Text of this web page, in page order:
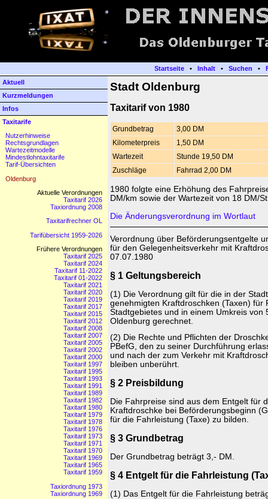
Startseite• Inhalt• Suchen •
Aktuell
Kurzmeldungen
Infos
Taxitarife
Nutzerhinweise
Rechtsgrundlagen
Wartezeitmodelle
Mindestlohntaxitarife
Tarif-Übersichten
Oldenburg
Aktuelle Verordnungen
Taxitarif 2026
Taxiordnung 2008
Taxitarifrechner OL
Tarifübersicht 1959-2026
Frühere Verordnungen
Taxitarif 2025
Taxitarif 2024
Taxitarif 11-2022
Taxitarif 01-2022
Taxitarif 2021
Taxitarif 2020
Taxitarif 2019
Taxitarif 2017
Taxitarif 2015
Taxitarif 2012
Taxitarif 2008
Taxitarif 2007
Taxitarif 2005
Taxitarif 2002
Taxitarif 2000
Taxitarif 1997
Taxitarif 1995
Taxitarif 1993
Taxitarif 1991
Taxitarif 1989
Taxitarif 1982
Taxitarif 1980
Taxitarif 1979
Taxitarif 1978
Taxitarif 1976
Taxitarif 1973
Taxitarif 1971
Taxitarif 1970
Taxitarif 1969
Taxitarif 1965
Taxitarif 1959
Taxiordnung 1973
Taxiordnung 1969
Stadt Oldenburg
Taxitarif von 1980
Grundbetrag
3,00 DM
Kilometerpreis
1,50 DM
Wartezeit
Stunde 19,50 DM
Zuschläge
Fahrrad 2,00 DM
1980 folgte eine Erhöhung des
DM/km sowie der Wartezeit von 18 DM/
Die Änderungsverordnung im Wortlaut
Verordnung über Beförderungsentgelte
für den Gelegenheitsverkehr mit
07.07.1980
§ 1 Geltungsbereich
(1) Die Verordnung gilt für die in der
genehmigten Kraftdroschken (Taxen) für
Stadtgebietes und in einem Umkreis von
Oldenburg gerechnet.
(2) Die Rechte und Pflichten der
PBefG, den zu seiner Durchführung
und nach der zum Verkehr mit
bleiben unberührt.
§ 2 Preisbildung
Die Fahrpreise sind aus dem Entgelt für
Kraftdroschke bei Beförderungsbeginn
für die Fahrleistung (Taxe) zu bilden.
§ 3 Grundbetrag
Der Grundbetrag beträgt 3,- DM.
§ 4 Entgelt für die Fahrleistung
(1) Das Entgelt für die Fahrleistung